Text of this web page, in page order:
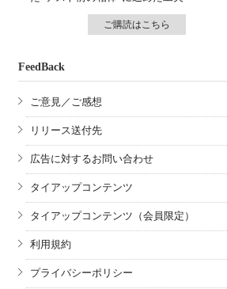
ご購読はこちら
FeedBack
ご意見／ご感想
リリース送付先
広告に対するお問い合わせ
タイアップコンテンツ
タイアップコンテンツ（会員限定）
利用規約
プライバシーポリシー